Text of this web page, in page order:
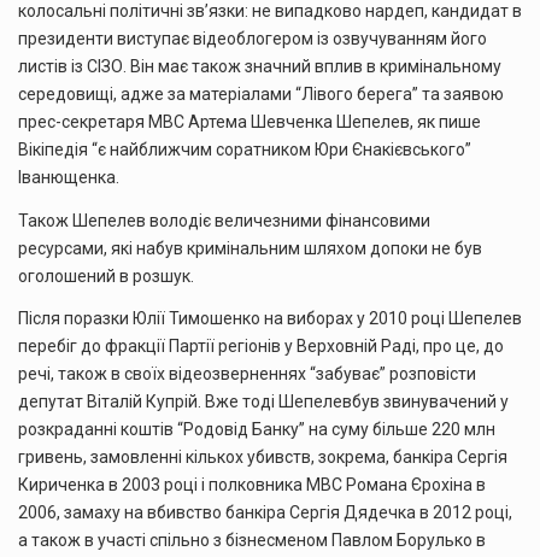
колосальні політичні зв’язки: не випадково нардеп, кандидат в
президенти виступає відеоблогером із озвучуванням його
листів із СІЗО. Він має також значний вплив в кримінальному
середовищі, адже за матеріалами “Лівого берега” та заявою
прес-секретаря МВС Артема Шевченка Шепелев, як пише
Вікіпедія “є найближчим соратником Юри Єнакієвського”
Іванющенка.
Також Шепелев володіє величезними фінансовими
ресурсами, які набув кримінальним шляхом допоки не був
оголошений в розшук.
Після поразки Юлії Тимошенко на виборах у 2010 році Шепелев
перебіг до фракції Партії регіонів у Верховній Раді, про це, до
речі, також в своїх відеозверненнях “забуває” розповісти
депутат Віталій Купрій. Вже тоді Шепелевбув звинувачений у
розкраданні коштів “Родовід Банку” на суму більше 220 млн
гривень, замовленні кількох убивств, зокрема, банкіра Сергія
Кириченка в 2003 році і полковника МВС Романа Єрохіна в
2006, замаху на вбивство банкіра Сергія Дядечка в 2012 році,
а також в участі спільно з бізнесменом Павлом Борулько в